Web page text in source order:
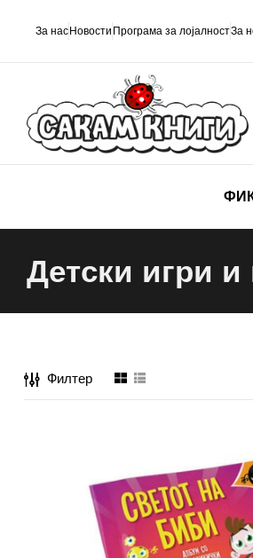
За нас Новости Програма за лојалностЗа
Детски игри и
Филтер